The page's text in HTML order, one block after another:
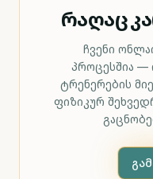
რაღაც
ჩვენი
პროცესშია —
ტრენერების
ფიზიკურ